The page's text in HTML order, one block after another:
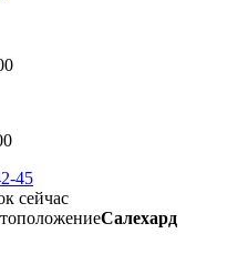
45
сейчас
Салехард